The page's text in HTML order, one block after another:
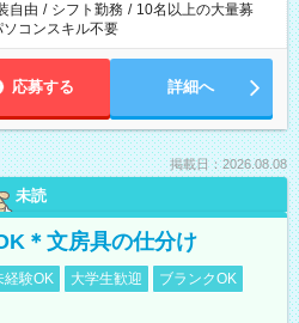
自由 / シフト勤務 / 10名以上の大量募
ソコンスキル不要
応募する 詳細へ
掲載日：2026.08.08
未読
＊文房具の仕分け
経験OK 大学生歓迎
ブランクOK